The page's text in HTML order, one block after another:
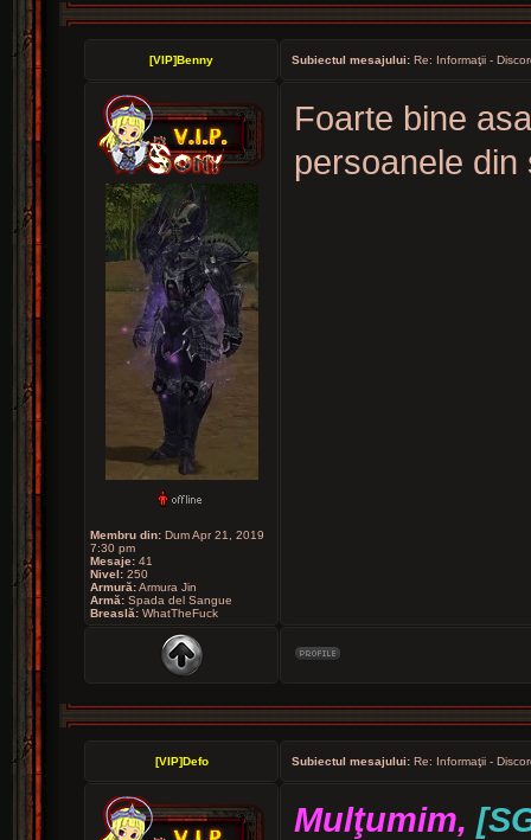
[VIP]Benny Subiectul mesajului: Re: Informaţii -
Membru din: Dum Apr 21, 2019
7:30 pm
Mesaje: 41
Nivel: 250
Armură:Armura Jin
Armă: Spada del Sangue
Breaslă: WhatTheFuck
Foarte bine
persoanele din
[VIP]Defo Subiectul mesajului: Re: Informaţii -
Mulţumim,